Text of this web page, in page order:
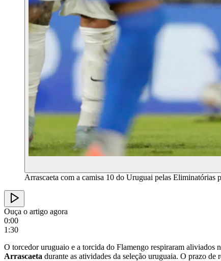
Arrascaeta com a camisa 10 do Uruguai pelas
Ouça o artigo agora
0:00
1:30
O torcedor uruguaio e a torcida do Flamengo respiraram
Arrascaeta durante as atividades da seleção uruguaia. O prazo